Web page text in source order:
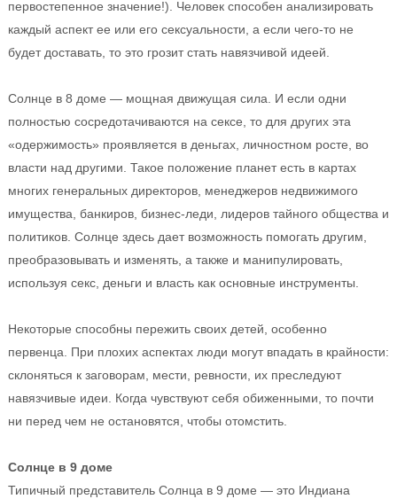
первостепенное значение!). Человек способен анализировать
каждый аспект ее или его сексуальности, а если чего-то не
будет доставать, то это грозит стать навязчивой идеей.
Солнце в 8 доме — мощная движущая сила. И если одни
полностью сосредотачиваются на сексе, то для других эта
«одержимость» проявляется в деньгах, личностном росте, во
власти над другими. Такое положение планет есть в картах
многих генеральных директоров, менеджеров недвижимого
имущества, банкиров, бизнес-леди, лидеров тайного общества и
политиков. Солнце здесь дает возможность помогать другим,
преобразовывать и изменять, а также и манипулировать,
используя секс, деньги и власть как основные инструменты.
Некоторые способны пережить своих детей, особенно
первенца. При плохих аспектах люди могут впадать в крайности:
склоняться к заговорам, мести, ревности, их преследуют
навязчивые идеи. Когда чувствуют себя обиженными, то почти
ни перед чем не остановятся, чтобы отомстить.
Солнце в 9 доме
Типичный представитель Солнца в 9 доме — это Индиана